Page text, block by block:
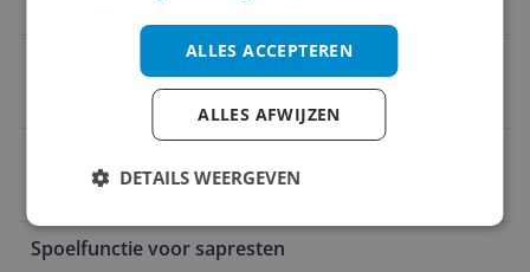
Inclusief sapkan
Spoelfunctie voor sapresten
ALLES ACCEPTEREN
ALLES AFWIJZEN
DETAILS WEERGEVEN